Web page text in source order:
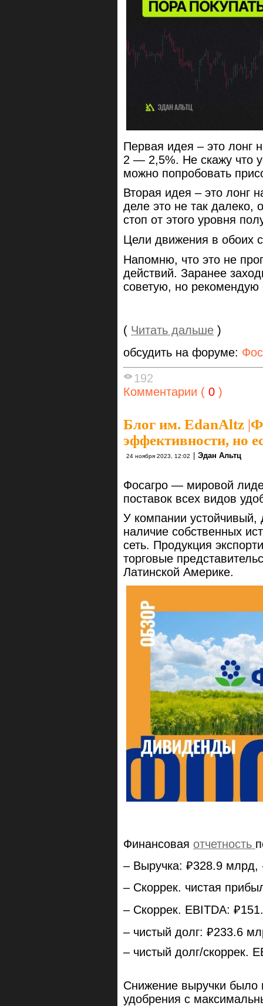
Первая идея – это лонг
2 — 2,5%. Не скажу что
можно попробовать
Вторая идея – это лонг
деле это не так далеко,
стоп от этого уровня
Цели движения в обоих
Напомню, что это не
действий. Заранее
советую, но рекомендую
( Читать дальше )
обсудить на форуме:
192
Комментарии ( 0 )
Блог им. EdanAltz |
эффективности, но
24 ноября 2023, 12:02 Эдан Альтц
Фосагро — мировой
поставок всех видов
У компании
наличие собственных
сеть. Продукция
торговые
Латинской Америке.
Финансовая отчетность
– Выручка: ₽328.9 млрд,
– Скоррек. чистая
– Скоррек. EBITDA:
– чистый долг: ₽233.6
– чистый долг/скоррек.
Снижение выручки
удобрения с